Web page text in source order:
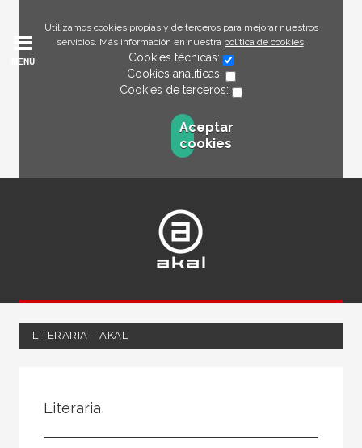
Utilizamos cookies propias y de terceros para mejorar nuestros
servicios. Más información en nuestra política de cookies.
Cookies técnicas:
Cookies analíticas:
Cookies de terceros:
Aceptar
cookies
MENÚ
LITERARIA – AKAL
Ciencias humanas y sociales
Arquitectura
Literaria